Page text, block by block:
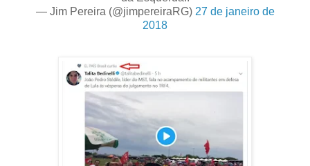
— Jim Pereira (@jimpereiraRG) 27 de janeiro de
2018